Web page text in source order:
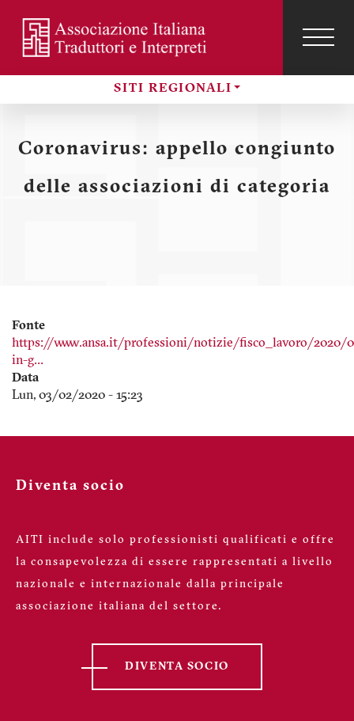
contenuto
principale
SITI REGIONALI
Menu
profilo
utente
Coronavirus: appello congiunto
delle associazioni di categoria
Fonte
https://www.ansa.it/professioni/notizie/fisco_lavoro/
in-g…
Data
Lun, 03/02/2020 - 15:23
Diventa socio
AITI include solo professionisti qualificati e offre
la consapevolezza di essere rappresentati a livello
nazionale e internazionale dalla principale
associazione italiana del settore.
DIVENTA SOCIO